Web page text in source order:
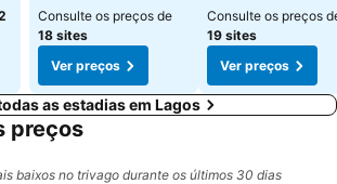
Consulte os preços de
18 sites
Ver preços
Consulte os preços
19 sites
Ver preços
as estadias em Lagos
preços
baixos no trivago durante os últimos 30 dias